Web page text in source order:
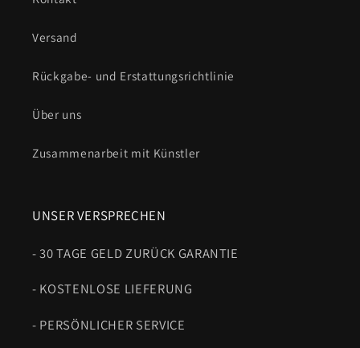
Versand
Rückgabe- und Erstattungsrichtlinie
Über uns
Zusammenarbeit mit Künstler
UNSER VERSPRECHEN
- 30 TAGE GELD ZURÜCK GARANTIE
- KOSTENLOSE LIEFERUNG
- PERSÖNLICHER SERVICE